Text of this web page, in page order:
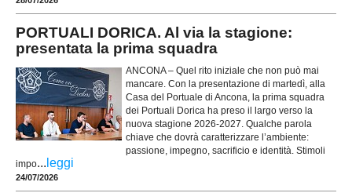
PORTUALI DORICA. Al via la stagione:
presentata la prima squadra
ANCONA – Quel rito iniziale che non può mai
mancare. Con la presentazione di martedì, alla
Casa del Portuale di Ancona, la prima squadra
dei Portuali Dorica ha preso il largo verso la
nuova stagione 2026-2027. Qualche parola
chiave che dovrà caratterizzare l’ambiente:
passione, impegno, sacrificio e identità. Stimoli
impo... leggi
24/07/2026